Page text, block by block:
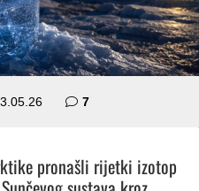
7komentara
pronašli rijetki izotop